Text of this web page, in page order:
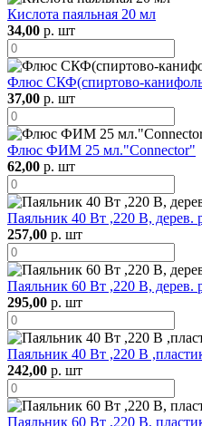
Кислота паяльная 20 мл
34,00 р. шт
Флюс СКФ(спиртово-
37,00 р. шт
Флюс ФИМ 25 мл."Connector"
62,00 р. шт
Паяльник 40 Вт ,220 В, дерев.
257,00 р. шт
Паяльник 60 Вт ,220 В, дерев.
295,00 р. шт
Паяльник 40 Вт ,220 В
242,00 р. шт
Паяльник 60 Вт ,220 В,